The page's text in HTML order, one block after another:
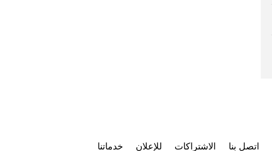
اتصل بنا الاشتراكات للإعلان خدماتنا